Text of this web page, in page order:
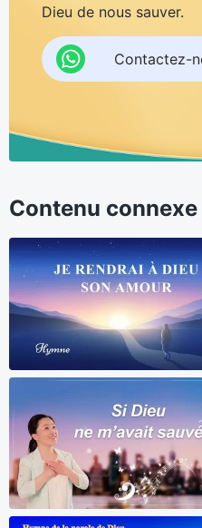
Dieu de nous sauver.
Contactez-
Contenu connexe